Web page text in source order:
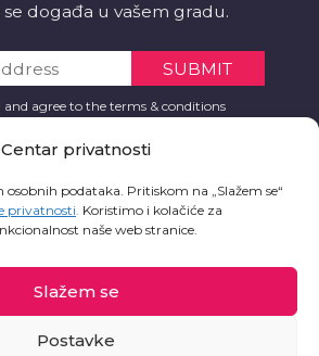
Centar privatnosti
podataka. Pritiskom na „Slažem se“
privatnosti. Koristimo i kolačiće za
naše web stranice.
Slažem se
Postavke
događa u vašem gradu.
and agree to the terms & conditions